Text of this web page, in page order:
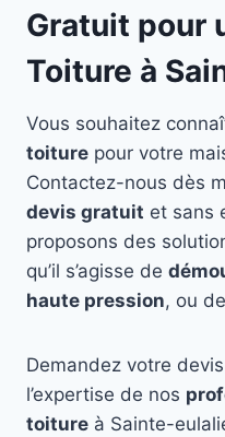
Gratuit pour
Toiture à
Vous souhaitez
toiture pour votre
Contactez-nous dès
devis gratuit et sans
proposons des
qu’il s’agisse de
haute pression, ou de
Demandez votre
l’expertise de nos
toiture à Sainte-